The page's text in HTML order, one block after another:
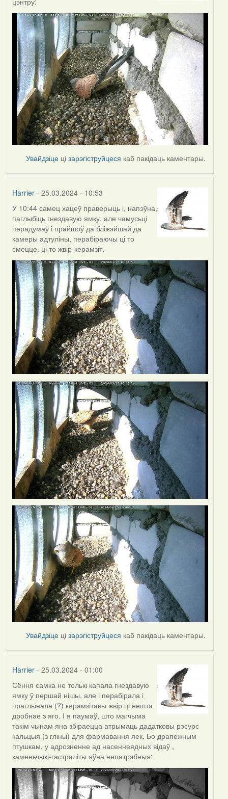
Увайдзіце цізарэгіструйцеся каб пакідаць каментары.
Harrier- 25.03.2024 - 10:53
У 10:44 самец хацеў праверыць і, напэўна,
паглыбіць гнездавую ямку, але чамусьці
перадумаў і прайшоў да бліжэйшай да
камеры адтуліны, перабіраючы ці то
смецце, ці то жвір-керамзіт.
Увайдзіце цізарэгіструйцеся каб пакідаць каментары.
Harrier- 25.03.2024 - 01:00
Сёння самка не толькі капала гнездавую
ямку ў першай нішы, але і перабірала і
праглынала (?) керамзітавы жвір ці нешта
дробнае з яго. І я паумаў, што магчыма
такім чынам яна збіраецца атрымаць дадатковы рэсурс
кальцыя (з гліны) для фармавання яек. Бо драпежным
птушкам, у адрозненне ад насеннеядных відаў ,
каменьчыкі-гастраліты яўна непатрэбныя: